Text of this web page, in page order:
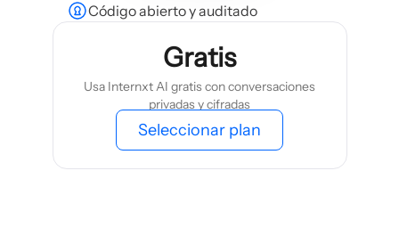
Código abierto y auditado
Gratis
Usa Internxt AI gratis con conversaciones
privadas y cifradas
Seleccionar plan